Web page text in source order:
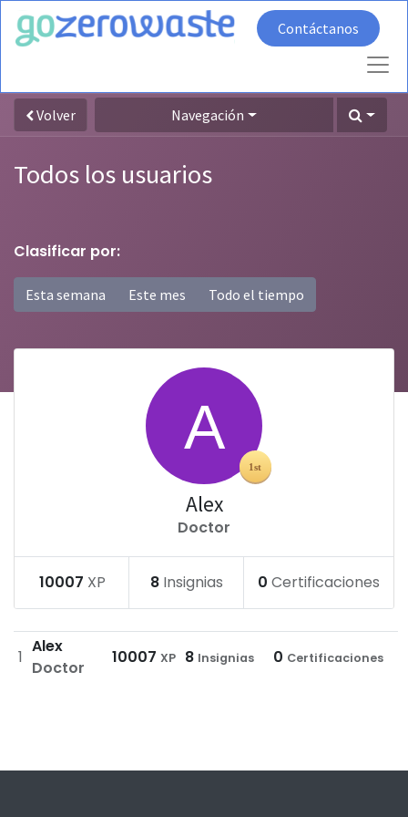
Contáctanos
Volver Navegación
Todos los usuarios
Clasificar por:
Esta semana Este mes Todo el tiempo
Alex
Doctor
10007 XP 8 Insignias 0 Certificaciones
1
Alex
Doctor
10007 XP 8 Insignias 0 Certificaciones